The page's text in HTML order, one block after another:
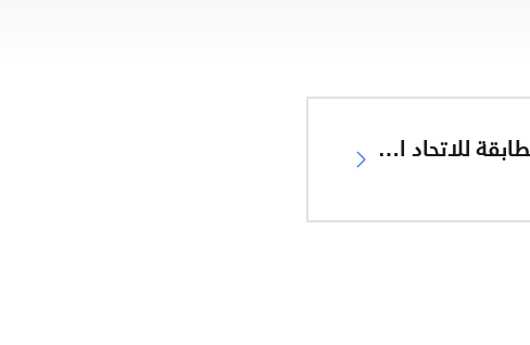
إعلان المطابقة للاتحاد الأوروبي